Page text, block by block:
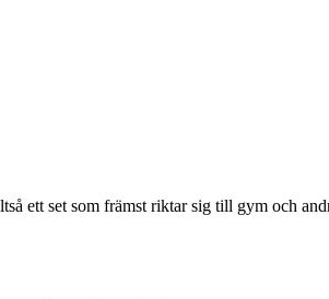
ett set som främst riktar sig till gym och